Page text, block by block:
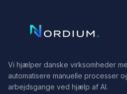
Vi hjælper danske virksomheder
automatisere manuelle processer
arbejdsgange ved hjælp af AI.